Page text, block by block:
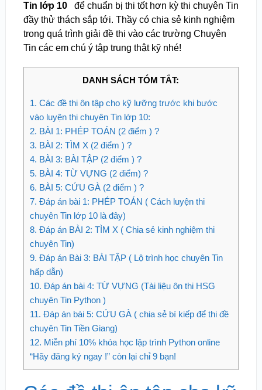
Tin lớp 10để chuẩn bị thi tốt hơn kỳ thi chuyên Tin
đầy thử thách sắp tới. Thầy có chia sẻ kinh nghiệm
trong quá trình giải đề thi vào các trường Chuyên
Tin các em chú ý tập trung thật kỹ nhé!
DANH SÁCH TÓM TẮT:
1. Các đề thi ôn tập cho kỹ lưỡng trước khi bước
vào luyện thi chuyên Tin lớp 10:
2. BÀI 1: PHÉP TOÁN (2 điểm ) ?
3. BÀI 2: TÌM X (2 điểm ) ?
4. BÀI 3: BÀI TẬP (2 điểm ) ?
5. BÀI 4: TỪ VỰNG (2 điểm) ?
6. BÀI 5: CỨU GÀ (2 điểm ) ?
7. Đáp án bài 1: PHÉP TOÁN ( Cách luyện thi
chuyên Tin lớp 10 là đây)
8. Đáp án BÀI 2: TÌM X ( Chia sẻ kinh nghiệm thi
chuyên Tin)
9. Đáp án Bài 3: BÀI TẬP ( Lộ trình học chuyên Tin
hấp dẫn)
10. Đáp án bài 4: TỪ VỰNG (Tài liệu ôn thi HSG
chuyên Tin Python )
11. Đáp án bài 5: CỨU GÀ ( chia sẻ bí kiếp để thi đề
chuyên Tin Tiền Giang)
12. Miễn phí 10% khóa học lập trình Python online
“Hãy đăng ký ngay !” còn lại chỉ 9 bạn!